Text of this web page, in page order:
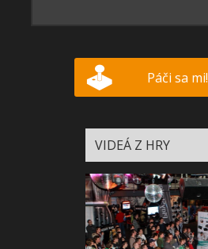
Páči sa mi!
VIDEÁ Z HRY